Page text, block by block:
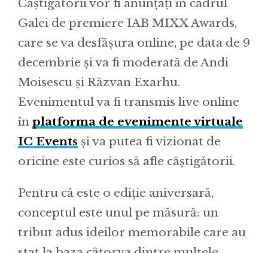
Câștigătorii vor fi anunțați în cadrul
Galei de premiere IAB MIXX Awards,
care se va desfășura online, pe data de 9
decembrie și va fi moderată de Andi
Moisescu și Răzvan Exarhu.
Evenimentul va fi transmis live online
în platforma de evenimente virtuale
IC Events și va putea fi vizionat de
oricine este curios să afle câștigătorii.
Pentru că este o ediție aniversară,
conceptul este unul pe măsură: un
tribut adus ideilor memorabile care au